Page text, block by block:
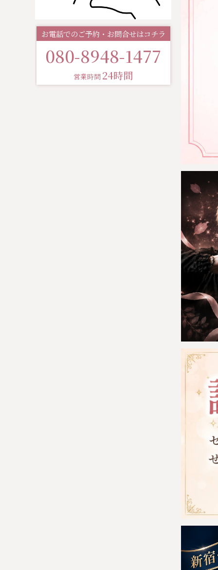
お電話でのご予約・お問合せはコチラ
080-8948-1477
24時間